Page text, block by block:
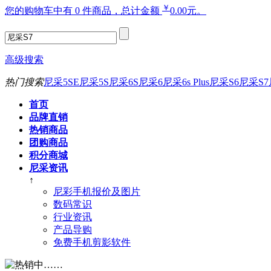
您的购物车中有 0 件商品，总计金额 ￥ 0.00元。
高级搜索
热门搜索尼采5SE尼采5S尼采6S尼采6尼采6s Plus尼采S6尼采S7
首页
品牌直销
热销商品
团购商品
积分商城
尼采资讯
↑
尼彩手机报价及图片
数码常识
行业资讯
产品导购
免费手机剪影软件